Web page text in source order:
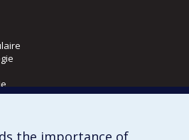
et médecine nucléaire
the importance of